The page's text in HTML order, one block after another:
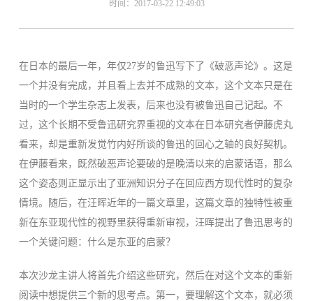
时间：2017-03-22 12:49:03
在日本的最后一年，年仅27岁的鲁迅写下了《破恶声论》。这是
一个并没有完成，并且看上去并不成熟的文本，这个文本只是在
当时的一个学生杂志上发表，后来也没有被鲁迅自己记起。不
过，这个长期不受鲁迅研究界重视的文本在日本研究者伊藤虎丸
看来，却是重新发觉竹内好所谈的鲁迅的回心之轴的良好契机。
在伊藤看来，既然破恶声论要破的是晚清以来的启蒙话语，那么
这个姿态则正显示出了亚洲知识分子在回应西方现代性时的复杂
情境。随后，在汪晖近年的一篇文章里，这篇文章的独特性被重
新在东亚现代性的视野里获得重新审视，汪晖提出了鲁迅思考的
一个关键问题：什么是东亚的启蒙？
本次沙龙主讲人将首先介绍这些研究，然后在对这个文本的重新
阅读中想提供三个新的思考点。第一，要理解这个文本，就必须